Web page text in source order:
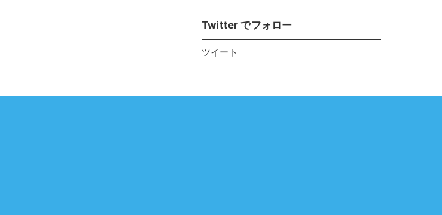
Twitter でフォロー
ツイート